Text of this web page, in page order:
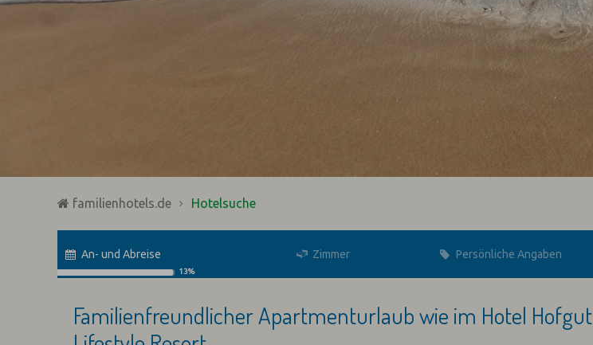
familienhotels.de Hotelsuche
An- und Abreise Zimmer Persönliche Angaben
13%
Familienfreundlicher Apartmenturlaub wie im Hotel